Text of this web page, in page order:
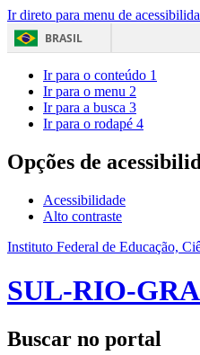
Ir direto para menu de
BRASIL
Ir para o conteúdo 1
Ir para o menu 2
Ir para a busca 3
Ir para o rodapé 4
Opções de
Acessibilidade
Alto contraste
Instituto Federal de Educação,
SUL-RIO-
Buscar no portal